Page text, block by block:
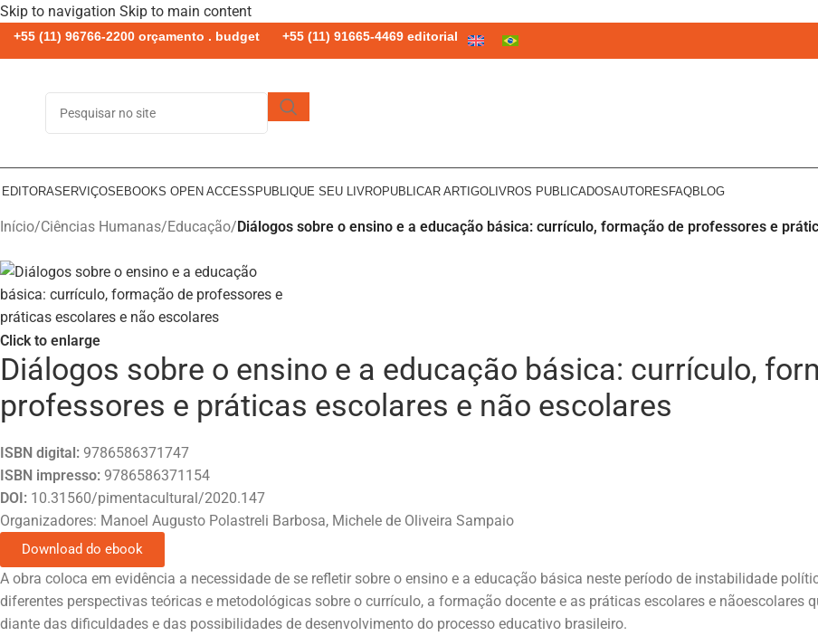
Skip to navigation Skip to main content
+55 (11) 96766-2200 orçamento . budget +55 (11) 91665-4469 editorial
SERVIÇOS EBOOKS OPEN ACCESS PUBLIQUE SEU LIVROPUBLICAR ARTIGOLIVROS PUBLICADOSAUTORES FAQBLOG
Início/Ciências Humanas/Educação/Diálogos sobre o ensino e a educação básica: currículo, formação de professores e
Click to enlarge
Diálogos sobre o ensino e a educação básica: currículo,
professores e práticas escolares e não escolares
ISBN digital: 9786586371747
ISBN impresso: 9786586371154
DOI: 10.31560/pimentacultural/2020.147
Organizadores: Manoel Augusto Polastreli Barbosa, Michele de Oliveira Sampaio
Download do ebook
A obra coloca em evidência a necessidade de se refletir sobre o ensino e a educação básica neste período de instabilidade
diferentes perspectivas teóricas e metodológicas sobre o currículo, a formação docente e as práticas escolares e nãoescolares
diante das dificuldades e das possibilidades de desenvolvimento do processo educativo brasileiro.